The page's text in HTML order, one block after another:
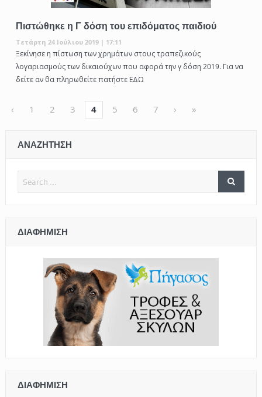
Πιστώθηκε η Γ δόση του επιδόματος παιδιού
Τετάρτη 24 Ιούλιου 2019 | 17:11
Ξεκίνησε η πίστωση των χρημάτων στους τραπεζικούς
λογαριασμούς των δικαιούχων που αφορά την γ δόση 2019. Για να
δείτε αν θα πληρωθείτε πατήστε ΕΔΩ
‹ 1 2 3 4 5 6 7 › »
ΑΝΑΖΗΤΗΣΗ
ΔΙΑΦΉΜΙΣΗ
ΔΙΑΦΉΜΙΣΗ